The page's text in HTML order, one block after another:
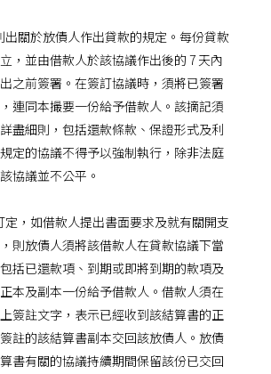
出關於放債人作出貸款的規定。每份貸款
，並由借款人於該協議作出後的 7 天內
之前簽署。在簽訂協議時，須將已簽署
連同本撮要一份給予借款人。該摘記須
盡細則，包括還款條款、保證形式及利
定的協議不得予以強制執行，除非法庭
協議並不公平。
定，如借款人提出書面要求及就有關開支
則放債人須將該借款人在貸款協議下當
括已還款項、到期或即將到期的款項及
本及副本一份給予借款人。借款人須在
簽註文字，表示已經收到該結算書的正
註的該結算書副本交回該放債人。放債
書有關的協議持續期間保留該份已交回